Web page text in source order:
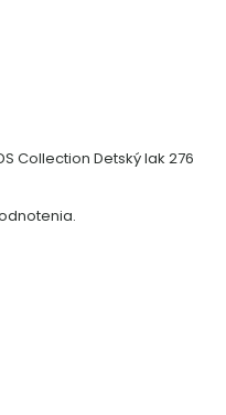
Collection Detský lak 276